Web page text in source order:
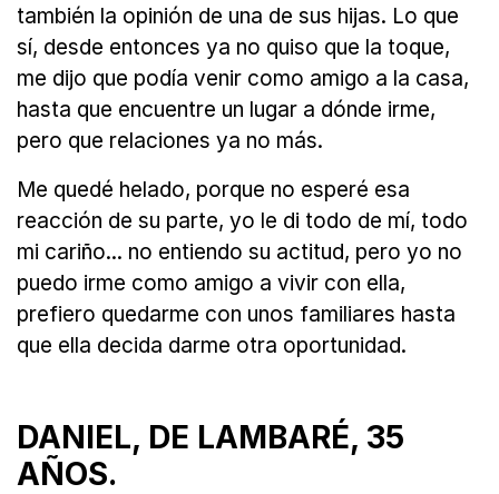
también la opinión de una de sus hijas. Lo que
sí, desde entonces ya no quiso que la toque,
me dijo que podía venir como amigo a la casa,
hasta que encuentre un lugar a dónde irme,
pero que relaciones ya no más.
Me quedé helado, porque no esperé esa
reacción de su parte, yo le di todo de mí, todo
mi cariño... no entiendo su actitud, pero yo no
puedo irme como amigo a vivir con ella,
prefiero quedarme con unos familiares hasta
que ella decida darme otra oportunidad.
DANIEL, DE LAMBARÉ, 35
AÑOS.